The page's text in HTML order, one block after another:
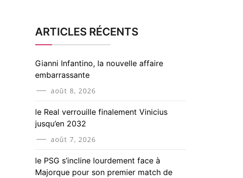
ARTICLES RÉCENTS
Gianni Infantino, la nouvelle affaire
embarrassante
août 8, 2026
le Real verrouille finalement Vinicius
jusqu’en 2032
août 7, 2026
le PSG s’incline lourdement face à
Majorque pour son premier match de